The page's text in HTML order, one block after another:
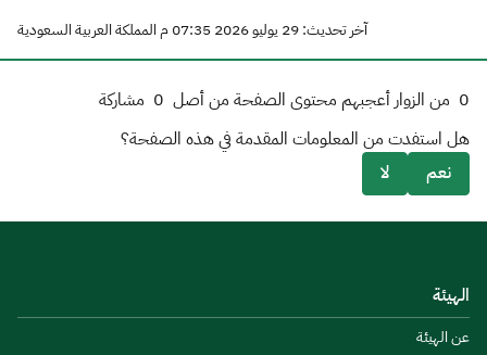
آخر تحديث: 29 يوليو 2026 07:35 م المملكة العربية السعودية
0 من الزوار أعجبهم محتوى الصفحة من أصل 0 مشاركة
هل استفدت من المعلومات المقدمة في هذه الصفحة؟
نعم
لا
الهيئة
عن الهيئة